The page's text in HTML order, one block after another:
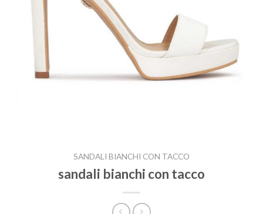
SANDALI BIANCHI CON TACCO
sandali bianchi con tacco